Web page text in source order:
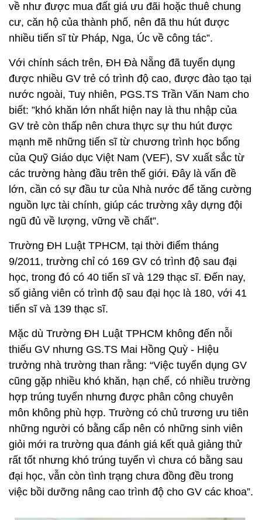
về như được mua đất giá ưu đãi hoặc thuê chung
cư, căn hộ của thành phố, nên đã thu hút được
nhiều tiến sĩ từ Pháp, Nga, Úc về công tác”.
Với chính sách trên, ĐH Đà Nẵng đã tuyển dụng
được nhiều GV trẻ có trình độ cao, được đào tạo tại
nước ngoài, Tuy nhiên, PGS.TS Trần Văn Nam cho
biết: ”khó khăn lớn nhất hiện nay là thu nhập của
GV trẻ còn thấp nên chưa thực sự thu hút được
mạnh mẽ những tiến sĩ từ chương trình học bổng
của Quỹ Giáo dục Việt Nam (VEF), SV xuất sắc từ
các trường hàng đầu trên thế giới. Đây là vấn đề
lớn, cần có sự đầu tư của Nhà nước để tăng cường
nguồn lực tài chính, giúp các trường xây dựng đội
ngũ đủ về lượng, vững về chất”.
Trường ĐH Luật TPHCM, tại thời điểm tháng
9/2011, trường chỉ có 169 GV có trình độ sau đại
học, trong đó có 40 tiến sĩ và 129 thạc sĩ. Đến nay,
số giảng viên có trình độ sau đại học là 180, với 41
tiến sĩ và 139 thạc sĩ.
Mặc dù Trường ĐH Luật TPHCM không đến nỗi
thiếu GV nhưng GS.TS Mai Hồng Quỳ - Hiệu
trưởng nhà trường than rằng: “Việc tuyển dụng GV
cũng gặp nhiều khó khăn, hạn chế, có nhiều trường
hợp trúng tuyển nhưng được phân công chuyên
môn không phù hợp. Trường có chủ trương ưu tiên
những người có bằng cấp nên có những sinh viên
giỏi mới ra trường qua đánh giá kết quả giảng thử
rất tốt nhưng khó trúng tuyển vì chưa có bằng sau
đại học, vẫn còn tình trạng chưa đồng đều trong
việc bồi dưỡng nâng cao trình độ cho GV các khoa”.